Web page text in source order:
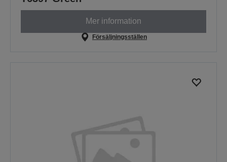
Mer information
Försäljningsställen